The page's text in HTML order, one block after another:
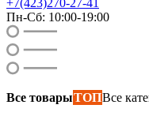
+7(423)270-27-41
Пн-Сб: 10:00-19:00
Все товарыТОПВсе